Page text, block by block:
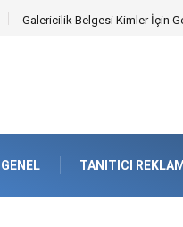
Galericilik Belgesi Kimler İçin
GENEL TANITICI REKLAM